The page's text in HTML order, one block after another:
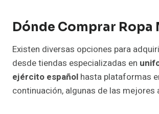
Dónde Comprar
Existen diversas opciones para
desde tiendas especializadas en
ejército español hasta plataformas
continuación, algunas de las mejores